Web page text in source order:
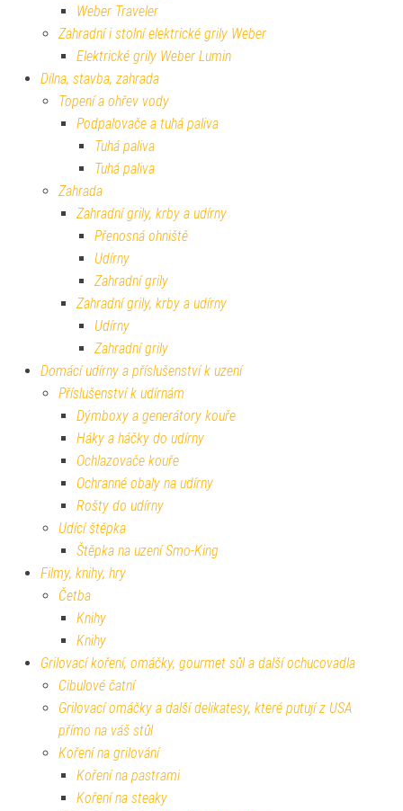
Weber Traveler
Zahradní i stolní elektrické grily Weber
Elektrické grily Weber Lumin
Dílna, stavba, zahrada
Topení a ohřev vody
Podpalovače a tuhá paliva
Tuhá paliva
Tuhá paliva
Zahrada
Zahradní grily, krby a udírny
Přenosná ohniště
Udírny
Zahradní grily
Zahradní grily, krby a udírny
Udírny
Zahradní grily
Domácí udírny a příslušenství k uzení
Příslušenství k udírnám
Dýmboxy a generátory kouře
Háky a háčky do udírny
Ochlazovače kouře
Ochranné obaly na udírny
Rošty do udírny
Udící štěpka
Štěpka na uzení Smo-King
Filmy, knihy, hry
Četba
Knihy
Knihy
Grilovací koření, omáčky, gourmet sůl a další ochucovadla
Cibulové čatní
Grilovací omáčky a další delikatesy, které putují z USA
přímo na váš stůl
Koření na grilování
Koření na pastrami
Koření na steaky